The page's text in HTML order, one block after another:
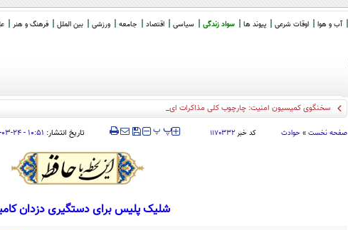
آب و هوا اوقات شرعی پیوند ها سواد زندگی سیاسی اقتصاد جامعه ورزشی بین الملل فرهنگ و هنر
سخنگوی کمیسیون امنیت: چارچوب کلی مذاکرات ایران و عمان بر سر
صفحه نخست » حوادث کد خبر۱۱۷۰۳۳۲ ‍‍‍ پپ تاریخ انتشار: ۱۰:۵۱ - ۲۴-۰۳-۱۴۰۵
شلیک پلیس برای دستگیری دزدان